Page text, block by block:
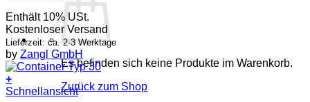
Es befinden sich keine Produkte im Warenkorb.
Zurück zum Shop
Enthält 10% USt.
Kostenloser Versand
Lieferzeit: ca. 2-3 Werktage
by Zangl GmbH
+
Schnellansicht